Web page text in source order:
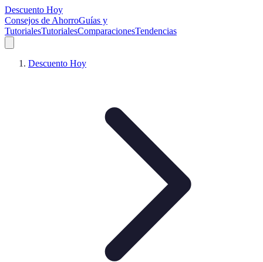
Descuento Hoy
Consejos de AhorroGuías y
TutorialesTutorialesComparacionesTendencias
Descuento Hoy